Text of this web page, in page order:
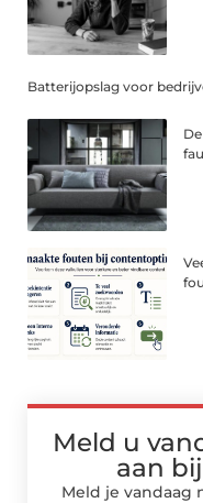
Batterijopslag voor
Meld u
aan
Meld je vandaag